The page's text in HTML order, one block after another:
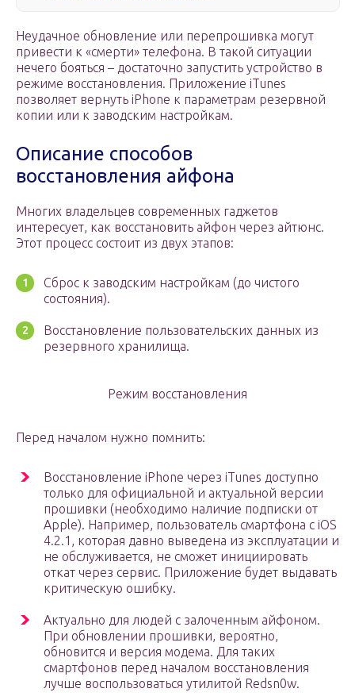
Неудачное обновление или перепрошивка могут
привести к «смерти» телефона. В такой ситуации
нечего бояться – достаточно запустить устройство в
режиме восстановления. Приложение iTunes
позволяет вернуть iPhone к параметрам резервной
копии или к заводским настройкам.
Описание способов
восстановления айфона
Многих владельцев современных гаджетов
интересует, как восстановить айфон через айтюнс.
Этот процесс состоит из двух этапов:
Сброс к заводским настройкам (до чистого
состояния).
Восстановление пользовательских данных из
резервного хранилища.
Режим восстановления
Перед началом нужно помнить:
Восстановление iPhone через iTunes доступно
только для официальной и актуальной версии
прошивки (необходимо наличие подписки от
Apple). Например, пользователь смартфона с iOS
4.2.1, которая давно выведена из эксплуатации и
не обслуживается, не сможет инициировать
откат через сервис. Приложение будет выдавать
критическую ошибку.
Актуально для людей с залоченным айфоном.
При обновлении прошивки, вероятно,
обновится и версия модема. Для таких
смартфонов перед началом восстановления
лучше воспользоваться утилитой Redsn0w.